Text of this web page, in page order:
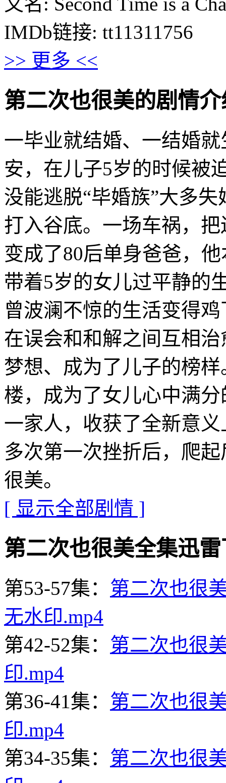
IMDb链接: tt11311756
>> 更多 <<
第二次也很美的剧情介
一毕业就结婚、一结婚
安，在儿子5岁的时候被
没能逃脱“毕婚族”大多
打入谷底。一场车祸，
变成了80后单身爸爸，
带着5岁的女儿过平静的
曾波澜不惊的生活变得
在误会和和解之间互相
梦想、成为了儿子的榜
楼，成为了女儿心中满
一家人，收获了全新意
多次第一次挫折后，爬
很美。
[ 显示全部剧情 ]
第二次也很美全集迅雷
第53-57集： 第二次也很
无水印.mp4
第42-52集： 第二次也很
印.mp4
第36-41集： 第二次也很
印.mp4
第34-35集： 第二次也很